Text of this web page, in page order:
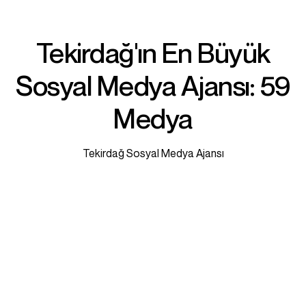
Tekirdağ'ın En Büyük
Sosyal Medya Ajansı: 59
Medya
Tekirdağ Sosyal Medya Ajansı